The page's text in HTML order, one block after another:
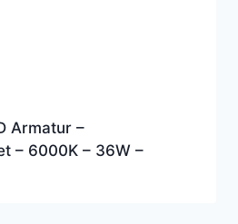
Armatur –
– 6000K – 36W –